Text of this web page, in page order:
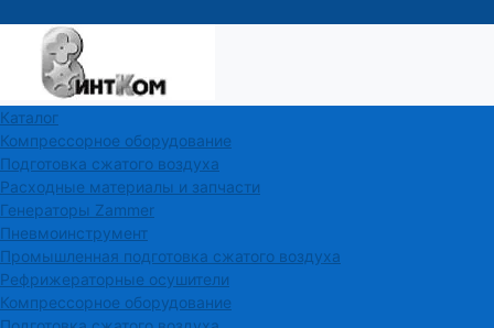
Каталог
Компрессорное оборудование
Подготовка сжатого воздуха
Расходные материалы и запчасти
Генераторы Zammer
Пневмоинструмент
Промышленная подготовка сжатого воздуха
Рефрижераторные осушители
Компрессорное оборудование